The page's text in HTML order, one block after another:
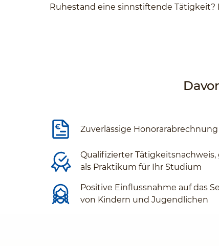
Ruhestand eine sinnstiftende
Zuverlässige Honorarabrechnung
Qualifizierter Tätigkeitsnachweis,
als Praktikum für Ihr Studium
Positive Einflussnahme auf das
von Kindern und Jugendlichen